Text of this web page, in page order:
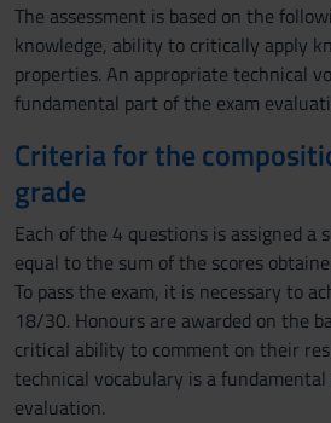
The assessment is based on the
knowledge, ability to critically apply
properties. An appropriate technical
fundamental part of the exam
Criteria for the
grade
Each of the 4 questions is assigned a
equal to the sum of the scores
To pass the exam, it is necessary to
18/30. Honours are awarded on the
critical ability to comment on their
technical vocabulary is a
evaluation.